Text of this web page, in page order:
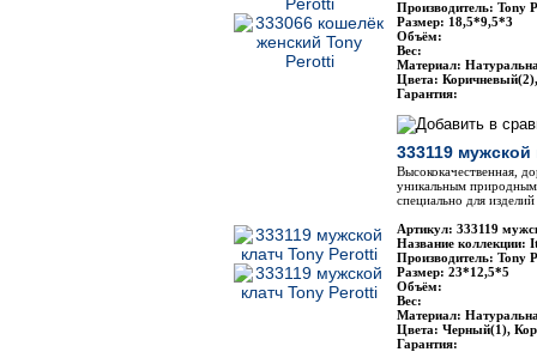
Производитель: Tony
Размер: 18,5*9,5*3
Объём:
Вес:
Материал:
Цвета:
Гарантия:
333119 мужской
Высококачественная,
уникальным
специально для
Артикул: 333119
Название коллекции:
Производитель: Tony
Размер: 23*12,5*5
Объём:
Вес:
Материал:
Цвета: Черный(1),
Гарантия: